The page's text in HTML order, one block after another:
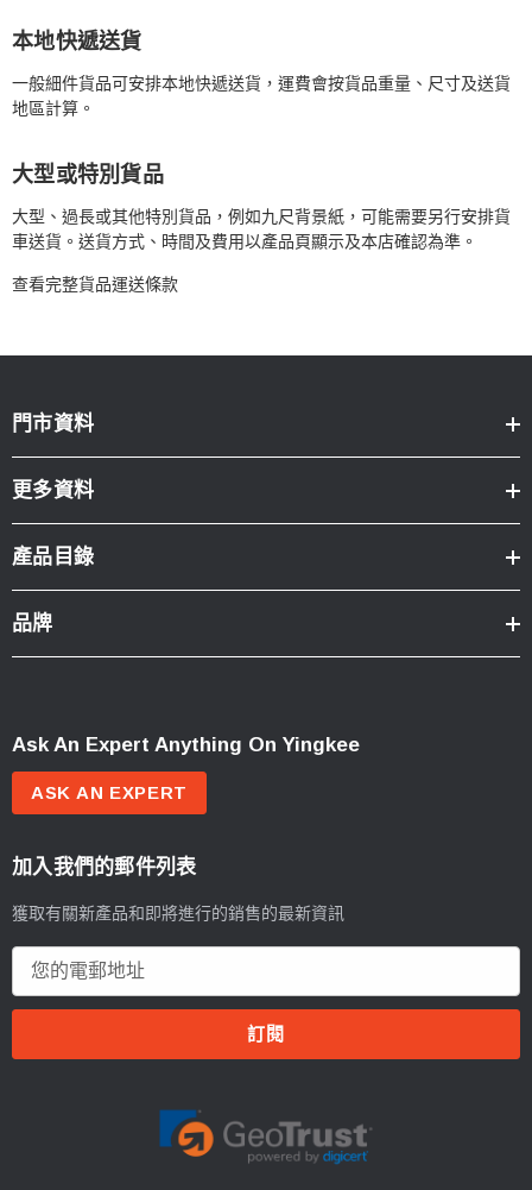
本地快遞送貨
一般細件貨品可安排本地快遞送貨，運費會按貨品重量、尺寸及送貨
地區計算。
大型或特別貨品
大型、過長或其他特別貨品，例如九尺背景紙，可能需要另行安排貨
車送貨。送貨方式、時間及費用以產品頁顯示及本店確認為準。
查看完整貨品運送條款
門市資料
更多資料
產品目錄
品牌
Ask An Expert Anything On Yingkee
ASK AN EXPERT
加入我們的郵件列表
獲取有關新產品和即將進行的銷售的最新資訊
郵